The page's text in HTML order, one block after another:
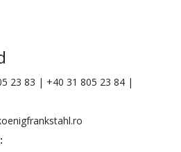
23 83 | +40 31 805 23 84 |